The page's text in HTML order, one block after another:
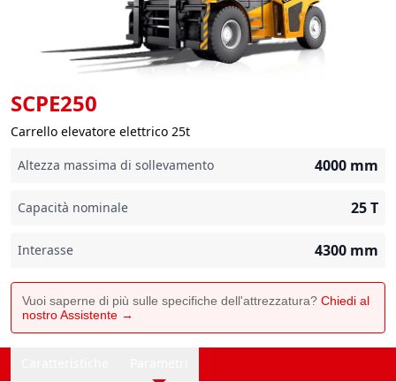
SCPE250
Carrello elevatore elettrico 25t
Altezza massima di sollevamento
4000 mm
Capacità nominale 25T
Interasse 4300 mm
Vuoi saperne di più sulle specifiche dell'attrezzatura? Chiedi al
nostro Assistente →